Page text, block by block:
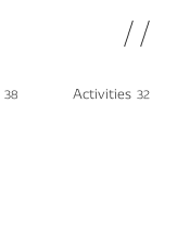
38 Activities 32